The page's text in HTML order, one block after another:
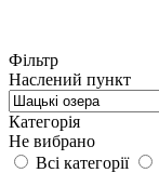
Фільтр
Наслений пункт
Категорія
Не вибрано
Всі категорії